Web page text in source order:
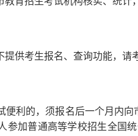
考生报名、查询功能，请
利的，须报名后一个月内向
参加普通高等学校招生全国